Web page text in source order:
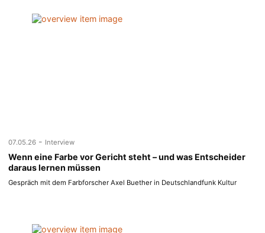
07.05.26 - Interview
Wenn eine Farbe vor Gericht steht – und was Entscheider
daraus lernen müssen
Gespräch mit dem Farbforscher Axel Buether in Deutschlandfunk Kultur